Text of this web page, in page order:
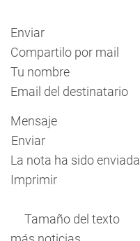
Enviar
Compartilo por mail
Tu nombre
Email del destinatario
Mensaje
Enviar
La nota ha sido enviada
Imprimir
Tamaño del texto